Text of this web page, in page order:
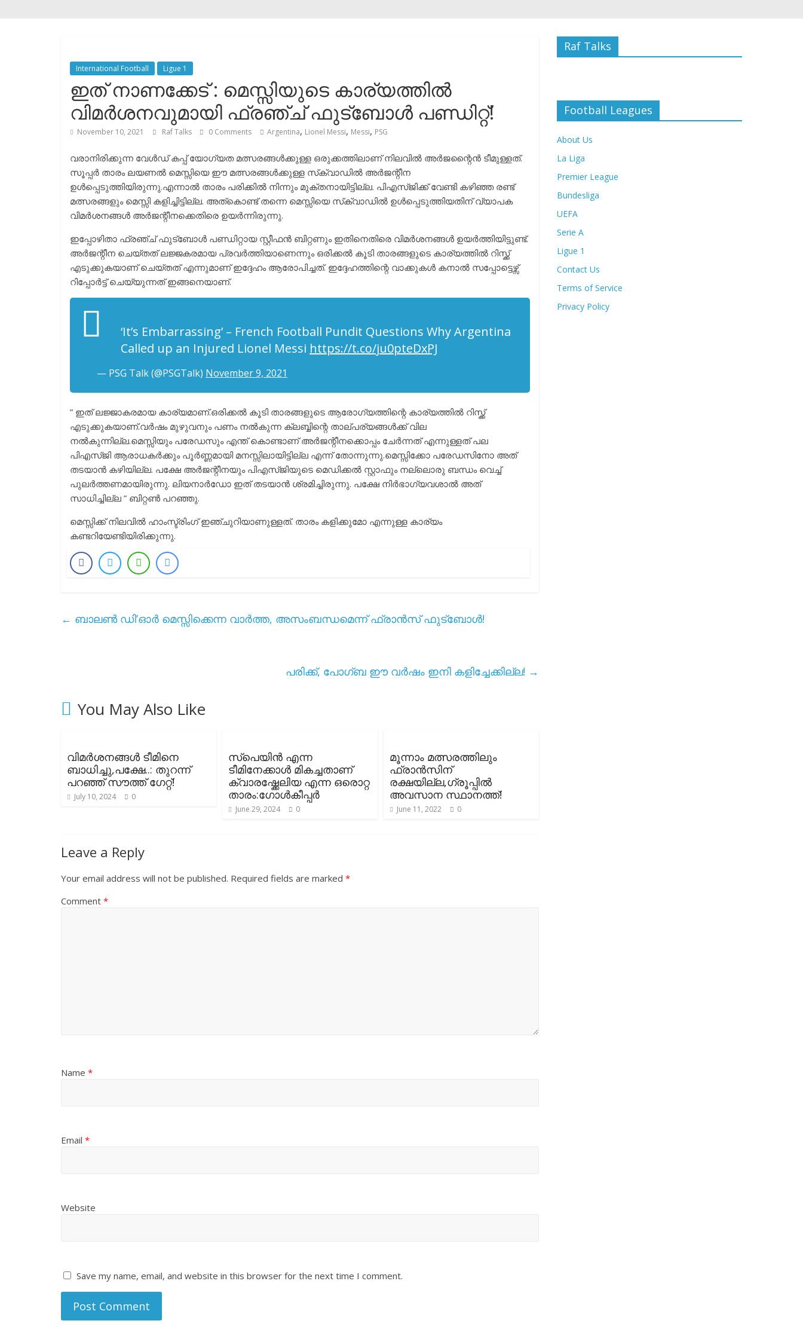
International Football Ligue 1
ഇത് നാണക്കേട് : മെസ്സിയുടെ കാര്യത്തിൽ
വിമർശനവുമായി ഫ്രഞ്ച് ഫുട്ബോൾ പണ്ഡിറ്റ്‌!
November 10, 2021 Raf Talks 0 Comments Argentina, Lionel Messi, Messi, PSG
വരാനിരിക്കുന്ന വേൾഡ് കപ്പ് യോഗ്യത മത്സരങ്ങൾക്കുള്ള ഒരുക്കത്തിലാണ് നിലവിൽ അർജന്റൈൻ ടീമുള്ളത്.
സൂപ്പർ താരം ലയണൽ മെസ്സിയെ ഈ മത്സരങ്ങൾക്കുള്ള സ്‌ക്വാഡിൽ അർജന്റീന
ഉൾപ്പെടുത്തിയിരുന്നു.എന്നാൽ താരം പരിക്കിൽ നിന്നും മുക്തനായിട്ടില്ല. പിഎസ്ജിക്ക്‌ വേണ്ടി കഴിഞ്ഞ രണ്ട്
മത്സരങ്ങളും മെസ്സി കളിച്ചിട്ടില്ല. അത്കൊണ്ട് തന്നെ മെസ്സിയെ സ്‌ക്വാഡിൽ ഉൾപ്പെടുത്തിയതിന് വ്യാപക
വിമർശനങ്ങൾ അർജന്റീനക്കെതിരെ ഉയർന്നിരുന്നു.
ഇപ്പോഴിതാ ഫ്രഞ്ച് ഫുട്ബോൾ പണ്ഡിറ്റായ സ്റ്റീഫൻ ബിറ്റണും ഇതിനെതിരെ വിമർശനങ്ങൾ ഉയർത്തിയിട്ടുണ്ട്.
അർജന്റീന ചെയ്തത് ലജ്ജകരമായ പ്രവർത്തിയാണെന്നും ഒരിക്കൽ കൂടി താരങ്ങളുടെ കാര്യത്തിൽ റിസ്ക്ക്‌
എടുക്കുകയാണ് ചെയ്തത് എന്നുമാണ് ഇദ്ദേഹം ആരോപിച്ചത്. ഇദ്ദേഹത്തിന്റെ വാക്കുകൾ കനാൽ സപ്പോട്ടെഴ്സ്
റിപ്പോർട്ട്‌ ചെയ്യുന്നത് ഇങ്ങനെയാണ്.
‘It’s Embarrassing’ – French Football Pundit Questions Why Argentina
Called up an Injured Lionel Messi https://t.co/ju0pteDxPJ
— PSG Talk (@PSGTalk) November 9, 2021
” ഇത് ലജ്ജാകരമായ കാര്യമാണ്.ഒരിക്കൽ കൂടി താരങ്ങളുടെ ആരോഗ്യത്തിന്റെ കാര്യത്തിൽ റിസ്ക്ക്
എടുക്കുകയാണ്.വർഷം മുഴുവനും പണം നൽകുന്ന ക്ലബ്ബിന്റെ താല്പര്യങ്ങൾക്ക്‌ വില
നൽകുന്നില്ല.മെസ്സിയും പരേഡസും എന്ത് കൊണ്ടാണ് അർജന്റീനക്കൊപ്പം ചേർന്നത് എന്നുള്ളത് പല
പിഎസ്ജി ആരാധകർക്കും പൂർണ്ണമായി മനസ്സിലായിട്ടില്ല എന്ന് തോന്നുന്നു.മെസ്സിക്കോ പരേഡസിനോ അത്
തടയാൻ കഴിയില്ല. പക്ഷേ അർജന്റീനയും പിഎസ്ജിയുടെ മെഡിക്കൽ സ്റ്റാഫും നല്ലൊരു ബന്ധം വെച്ച്
പുലർത്തണമായിരുന്നു. ലിയനാർഡോ ഇത് തടയാൻ ശ്രമിച്ചിരുന്നു. പക്ഷേ നിർഭാഗ്യവശാൽ അത്
സാധിച്ചില്ല ” ബിറ്റൺ പറഞ്ഞു.
മെസ്സിക്ക് നിലവിൽ ഹാംസ്ട്രിംഗ് ഇഞ്ചുറിയാണുള്ളത്. താരം കളിക്കുമോ എന്നുള്ള കാര്യം
കണ്ടറിയേണ്ടിയിരിക്കുന്നു.
← ബാലൺ ഡി’ഓർ മെസ്സിക്കെന്ന വാർത്ത, അസംബന്ധമെന്ന് ഫ്രാൻസ് ഫുട്ബോൾ!
പരിക്ക്, പോഗ്ബ ഈ വർഷം ഇനി കളിച്ചേക്കില്ല! →
You May Also Like
വിമർശനങ്ങൾ ടീമിനെ
ബാധിച്ചു,പക്ഷേ..: തുറന്ന്
പറഞ്ഞ് സൗത്ത് ഗേറ്റ്!
July 10, 2024 0
സ്പെയിൻ എന്ന
ടീമിനേക്കാൾ മികച്ചതാണ്
ക്വാരഷ്ക്കേലിയ എന്ന ഒരൊറ്റ
താരം:ഗോൾകീപ്പർ
June 29, 2024 0
മൂന്നാം മത്സരത്തിലും
ഫ്രാൻസിന്
രക്ഷയില്ല,ഗ്രൂപ്പിൽ
അവസാന സ്ഥാനത്ത്!
June 11, 2022 0
Leave a Reply
Your email address will not be published. Required fields are marked *
Comment *
Name *
Email *
Website
Save my name, email, and website in this browser for the next time I comment.
Raf Talks
Football Leagues
About Us
La Liga
Premier League
Bundesliga
UEFA
Serie A
Ligue 1
Contact Us
Terms of Service
Privacy Policy